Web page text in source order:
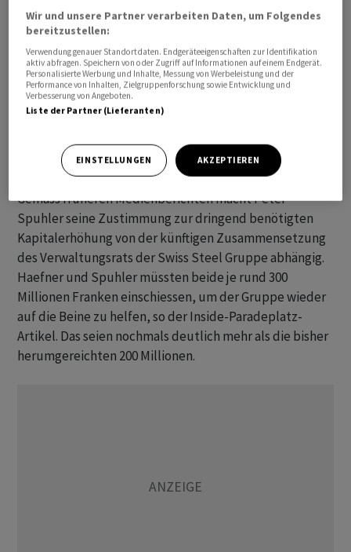
Swisscom-CEO Jens Alder an der Spitze des
Verwaltungsrats seien dennoch gezählt, heisst es
weiter. So habe das Gremium einen Headhunter
engagiert, um einen geeigneten Nachfolger zu finden.
Die Einladung zur Generalversammlung solle in einem
Monat verschickt werden.
Gemäss früheren Medienberichten macht Peter
Spuhler seine Zustimmung zur dringend benötigten
Kapitalerhöhung von der künftigen Zusammensetzung
des Verwaltungsrats der Swiss Steel Gruppe abhängig.
Haefner und Spuhler müssten beide je rund 300
Millionen Franken einschiessen, um der Gruppe wieder
auf die Beine zu helfen, so der Inside-Paradeplatz-
Artikel. Das seien nochmals deutlich mehr als die bisher
herumgereichten 200 Millionen.
Wir und unsere Partner verarbeiten Daten, um Folgendes
bereitzustellen:
Verwendung genauer Standortdaten. Endgeräteeigenschaften zur Identifikation
aktiv abfragen. Speichern von oder Zugriff auf Informationen auf einem Endgerät.
Personalisierte Werbung und Inhalte, Messung von Werbeleistung und der
Performance von Inhalten, Zielgruppenforschung sowie Entwicklung und
Verbesserung von Angeboten.
Liste der Partner (Lieferanten)
EINSTELLUNGEN AKZEPTIEREN